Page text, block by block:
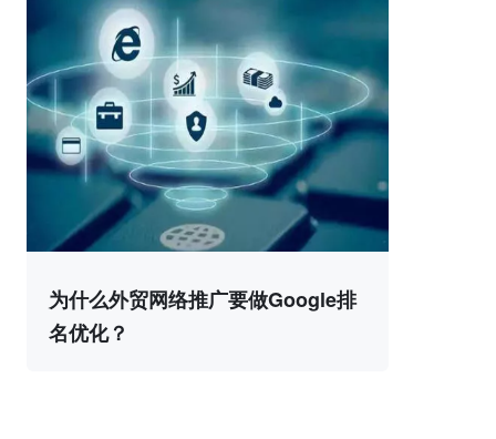
为什么外贸网络推广要做Google排
名优化？